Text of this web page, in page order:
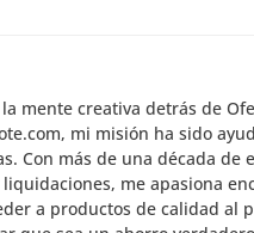
mente creativa detrás de
mi misión ha sido
Con más de una década
me apasiona
a productos de calidad al